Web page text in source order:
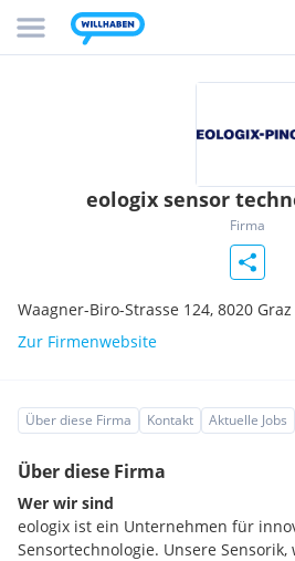
eologix sensor
Firma
Waagner-Biro-Strasse 124, 8020 Graz
Zur Firmenwebsite
Über diese Firma Kontakt Aktuelle Jobs
Über diese Firma
Wer wir sind
eologix ist ein Unternehmen für
Sensortechnologie. Unsere